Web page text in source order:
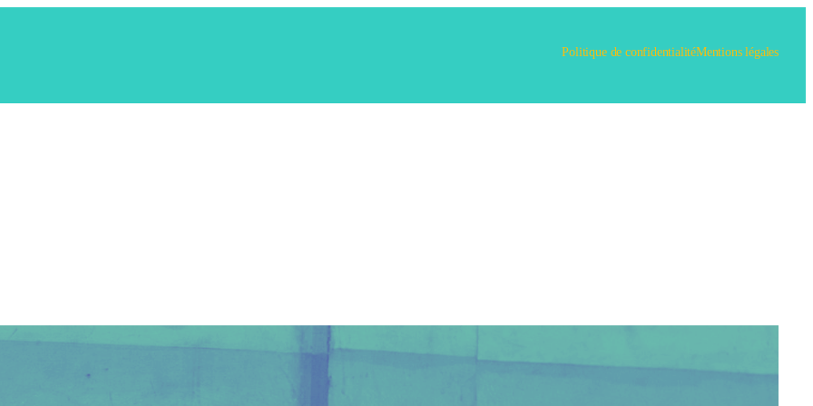
Politique de confidentialitéMentions légales